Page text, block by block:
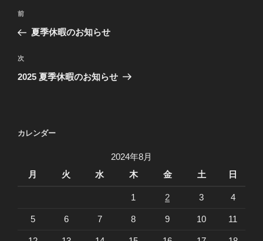
投
ナ
ビ
ゲ
ン
前
の
稿
前
夏季休暇のお知らせ
次
の
次
2025 夏季休暇のお知らせ
カレンダー
2024年8月
月
火 水 木 金 土 日
1 2 3 4
5 6 7 8 9 10 11